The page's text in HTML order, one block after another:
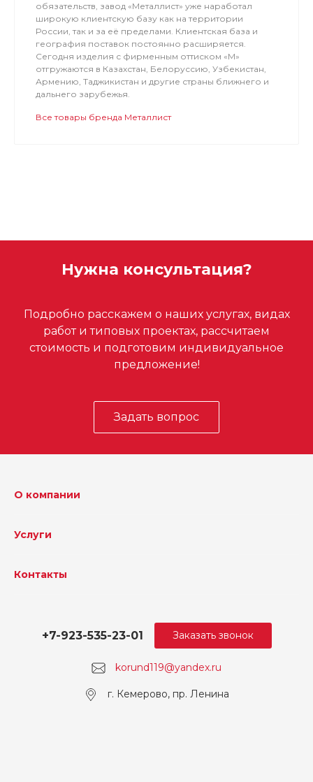
обязательств, завод «Металлист» уже наработал
широкую клиентскую базу как на территории
России, так и за её пределами. Клиентская база и
география поставок постоянно расширяется.
Сегодня изделия с фирменным оттиском «М»
отгружаются в Казахстан, Белоруссию, Узбекистан,
Армению, Таджикистан и другие страны ближнего и
дальнего зарубежья.
Все товары бренда Металлист
Нужна консультация?
Подробно расскажем о наших услугах, видах
работ и типовых проектах, рассчитаем
стоимость и подготовим индивидуальное
предложение!
Задать вопрос
О компании
Услуги
Контакты
korund119@yandex.ru
+7-923-535-23-01
г. Кемерово, пр. Ленина
Заказать звонок